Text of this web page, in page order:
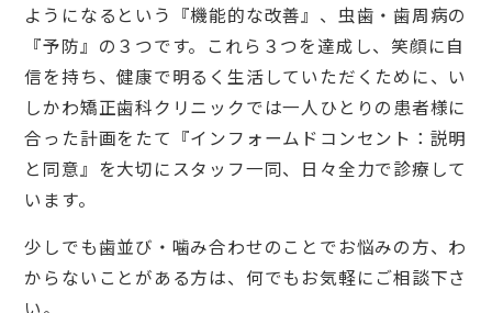
ようになるという『機能的な改善』、虫歯・歯周病の
『予防』の３つです。これら３つを達成し、笑顔に自
信を持ち、健康で明るく生活していただくために、い
しかわ矯正歯科クリニックでは一人ひとりの患者様に
合った計画をたて『インフォームドコンセント：説明
と同意』を大切にスタッフ一同、日々全力で診療して
います。
少しでも歯並び・噛み合わせのことでお悩みの方、わ
からないことがある方は、何でもお気軽にご相談下さ